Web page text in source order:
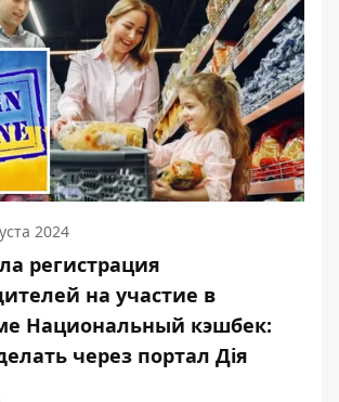
2024
регистрация
на участие в
Национальный кэшбек:
через портал Дія